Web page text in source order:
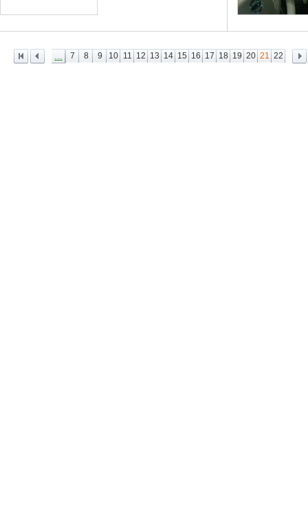
... 7 8 9 10 11 12 13 14 15 16 17 18 19 20 21 22